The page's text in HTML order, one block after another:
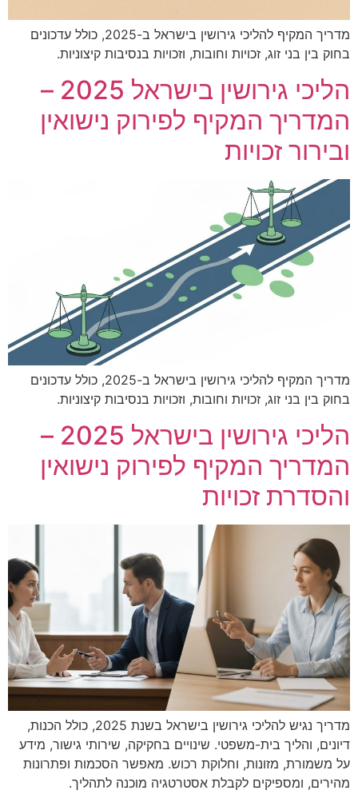
מדריך המקיף להליכי גירושין בישראל ב-2025, כולל עדכונים
בחוק בין בני זוג, זכויות וחובות, וזכויות בנסיבות קיצוניות.
הליכי גירושין בישראל 2025 –
המדריך המקיף לפירוק נישואין
ובירור זכויות
מדריך המקיף להליכי גירושין בישראל ב-2025, כולל עדכונים
בחוק בין בני זוג, זכויות וחובות, וזכויות בנסיבות קיצוניות.
הליכי גירושין בישראל 2025 –
המדריך המקיף לפירוק נישואין
והסדרת זכויות
מדריך נגיש להליכי גירושין בישראל בשנת 2025, כולל הכנות,
דיונים, והליך בית-משפטי. שינויים בחקיקה, שירותי גישור, מידע
על משמורת, מזונות, וחלוקת רכוש. מאפשר הסכמות ופתרונות
מהירים, ומספיקים לקבלת אסטרטגיה מוכנה לתהליך.